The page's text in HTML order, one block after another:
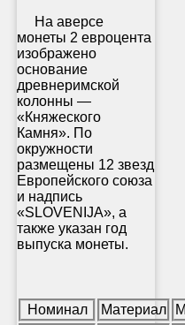
На аверсе
монеты 2 евроцента
изображено
основание
древнеримской
колонны —
«Княжеского
Камня». По
окружности
размещены 12 звезд
Европейского союза
и надпись
«SLOVENIJA», а
также указан год
выпуска монеты.
Номинал Материал